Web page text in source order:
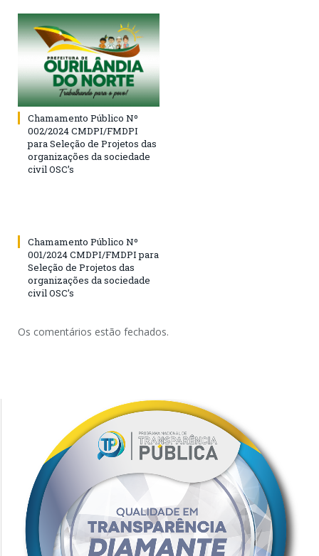
Chamamento Público Nº
002/2024 CMDPI/FMDPI
para Seleção de Projetos das
organizações da sociedade
civil OSC’s
Chamamento Público Nº
001/2024 CMDPI/FMDPI para
Seleção de Projetos das
organizações da sociedade
civil OSC’s
Os comentários estão fechados.